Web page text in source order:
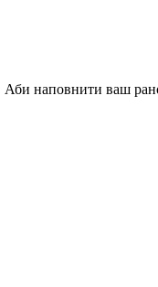
Аби наповнити ваш